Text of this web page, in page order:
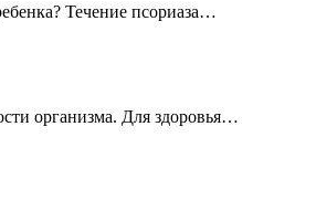
Течение псориаза…
организма. Для здоровья…